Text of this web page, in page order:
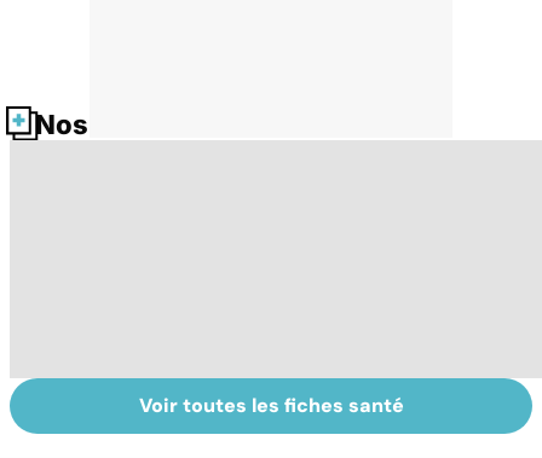
Nos fiches santé
Cannabis : une
vraie
Tout savoir sur
les infections
Voir toutes les fiches santé